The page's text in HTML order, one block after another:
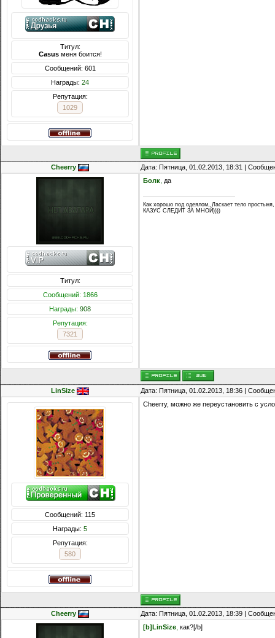
Титул:
Casusменя боится!
Сообщений: 601
Награды: 24
Репутация:
1029
Cheerry Дата: Пятница, 01.02.2013, 18:31 |
Титул:
Сообщений: 1866
Награды: 908
Репутация:
7321
Болк да
Как хорошо под одеялом, Ласкает тело
КАЗУС СЛЕДИТ ЗА МНОЙ))))
LinSize Дата: Пятница, 01.02.2013, 18:36 |
Сообщений: 115
Награды: 5
Репутация:
580
Cheerry, можно же переустановить с
Cheerry Дата: Пятница, 01.02.2013, 18:39 |
[b]LinSize как?[/b]